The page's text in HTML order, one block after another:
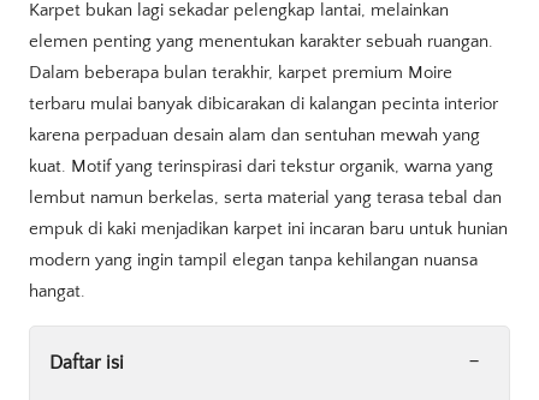
Karpet bukan lagi sekadar pelengkap lantai, melainkan
elemen penting yang menentukan karakter sebuah ruangan.
Dalam beberapa bulan terakhir, karpet premium Moire
terbaru mulai banyak dibicarakan di kalangan pecinta interior
karena perpaduan desain alam dan sentuhan mewah yang
kuat. Motif yang terinspirasi dari tekstur organik, warna yang
lembut namun berkelas, serta material yang terasa tebal dan
empuk di kaki menjadikan karpet ini incaran baru untuk hunian
modern yang ingin tampil elegan tanpa kehilangan nuansa
hangat.
Daftar isi -